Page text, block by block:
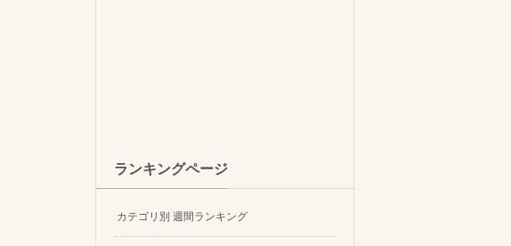
ランキングページ
カテゴリ別 週間ランキング